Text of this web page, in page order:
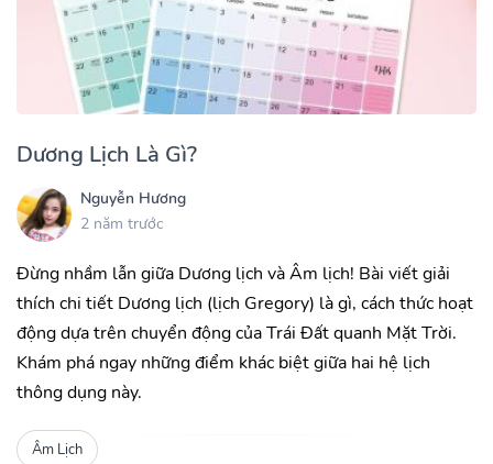
Dương Lịch Là Gì?
Nguyễn Hương
2 năm trước
Đừng nhầm lẫn giữa Dương lịch và Âm lịch! Bài viết giải
thích chi tiết Dương lịch (lịch Gregory) là gì, cách thức hoạt
động dựa trên chuyển động của Trái Đất quanh Mặt Trời.
Khám phá ngay những điểm khác biệt giữa hai hệ lịch
thông dụng này.
Âm Lịch